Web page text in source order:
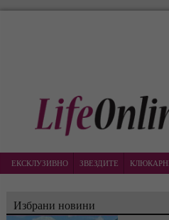
ЕКСКЛУЗИВНО ЗВЕЗДИТЕ
Избрани новини